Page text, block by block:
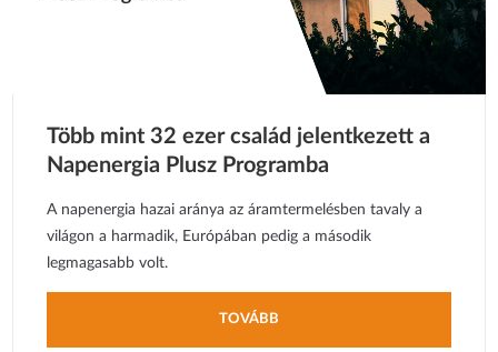
Több mint 32 ezer család jelentkezett a
Napenergia Plusz Programba
A napenergia hazai aránya az áramtermelésben tavaly a
világon a harmadik, Európában pedig a második
legmagasabb volt.
TOVÁBB